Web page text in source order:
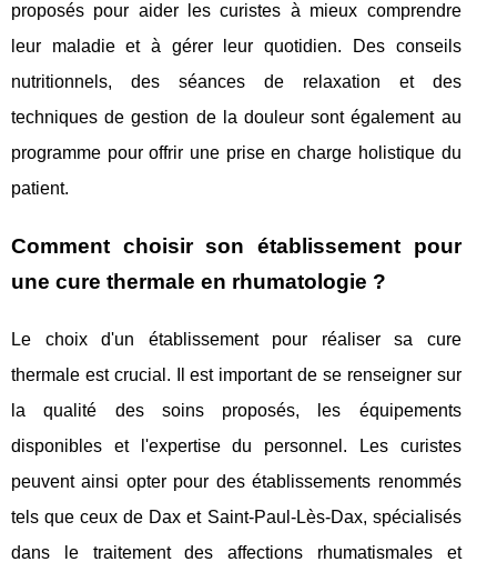
proposés pour aider les curistes à mieux comprendre
leur maladie et à gérer leur quotidien. Des conseils
nutritionnels, des séances de relaxation et des
techniques de gestion de la douleur sont également au
programme pour offrir une prise en charge holistique du
patient.
Comment choisir son établissement pour
une cure thermale en rhumatologie ?
Le choix d'un établissement pour réaliser sa cure
thermale est crucial. Il est important de se renseigner sur
la qualité des soins proposés, les équipements
disponibles et l'expertise du personnel. Les curistes
peuvent ainsi opter pour des établissements renommés
tels que ceux de Dax et Saint-Paul-Lès-Dax, spécialisés
dans le traitement des affections rhumatismales et